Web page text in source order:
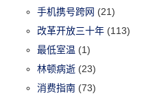
手机携号跨网 (21)
改革开放三十年 (113)
最低室温 (1)
林顿病逝 (23)
消费指南 (73)